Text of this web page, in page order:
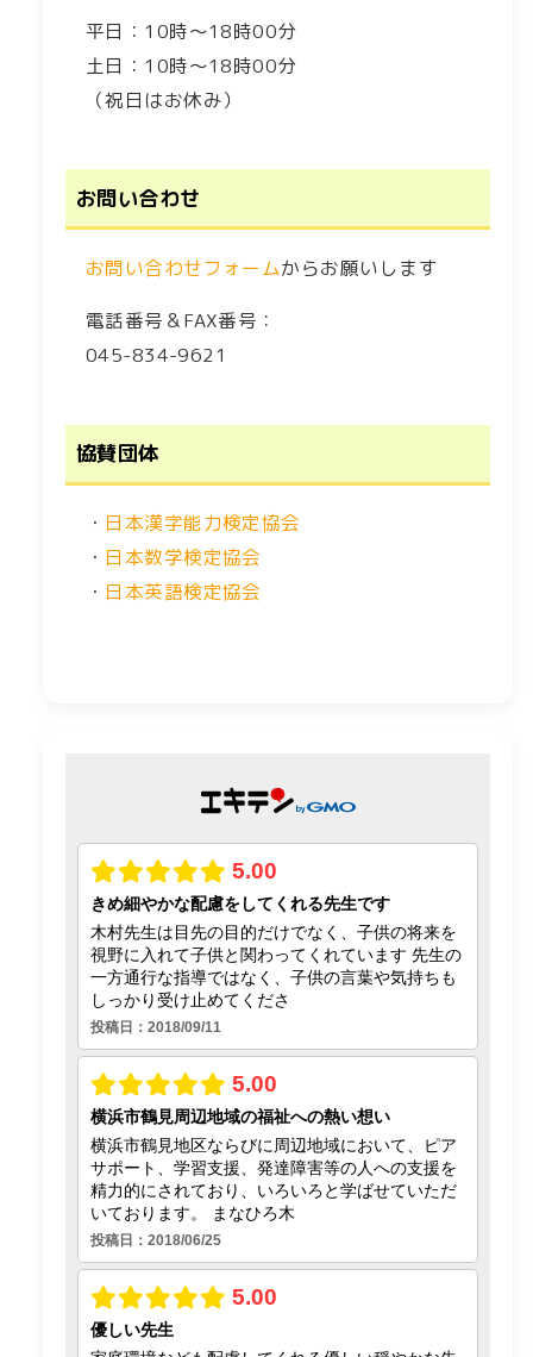
平日：10時～18時00分
土日：10時～18時00分
（祝日はお休み）
お問い合わせ
お問い合わせフォームからお願いします
電話番号＆FAX番号：
045-834-9621
協賛団体
・ 日本漢字能力検定協会
・ 日本数学検定協会
・ 日本英語検定協会